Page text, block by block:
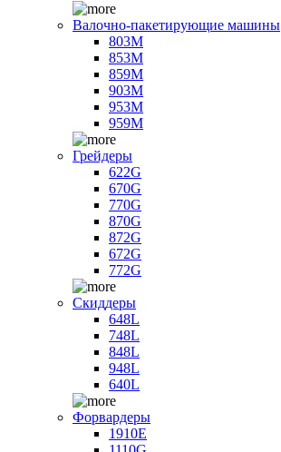
Валочно-пакетирующие машины
803M
853M
859M
903M
953M
959M
Грейдеры
622G
670G
770G
870G
872G
672G
772G
Скиддеры
648L
748L
848L
948L
640L
Форвардеры
1910E